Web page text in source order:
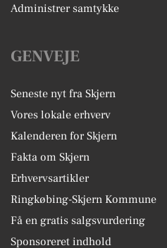
Administrer samtykke
GENVEJE
Seneste nyt fra Skjern
Vores lokale erhverv
Kalenderen for Skjern
Fakta om Skjern
Erhvervsartikler
Ringkøbing-Skjern Kommune
Få en gratis salgsvurdering
Sponsoreret indhold